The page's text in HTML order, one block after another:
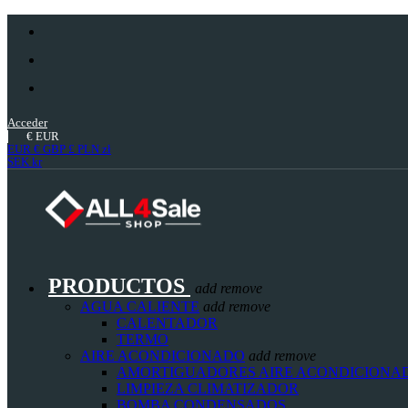
Acceder
€ EUR
EUR € GBP £ PLN zł
SEK kr
PRODUCTOS add remove
AGUA CALIENTE add remove
CALENTADOR
TERMO
AIRE ACONDICIONADO add remove
AMORTIGUADORES AIRE
LIMPIEZA CLIMATIZADOR